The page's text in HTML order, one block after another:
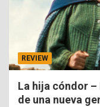
REVIEW
La hija cóndor –
de una nueva